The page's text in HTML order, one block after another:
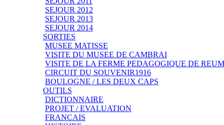
SEJOUR 2012
SEJOUR 2013
SEJOUR 2014
SORTIES
MUSEE MATISSE
VISITE DU MUSEE DE CAMBRAI
VISITE DE LA FERME PEDAGOGIQUE DE
CIRCUIT DU SOUVENIR1916
BOULOGNE / LES DEUX CAPS
OUTILS
DICTIONNAIRE
PROJET / EVALUATION
FRANCAIS